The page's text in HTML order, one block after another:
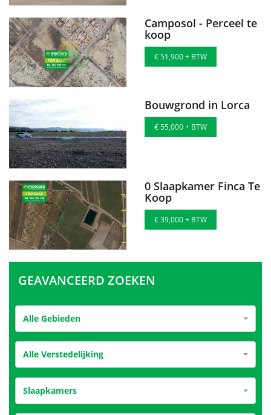
Camposol - Perceel te
koop
€ 51,900 + BTW
Bouwgrond in Lorca
€ 55,000 + BTW
0 Slaapkamer Finca Te
Koop
€ 39,000 + BTW
GEAVANCEERD ZOEKEN
Alle Gebieden
Alle Verstedelijking
Slaapkamers